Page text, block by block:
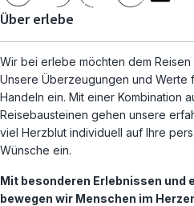
Über erlebe
Wir bei erlebe möchten dem
Unsere Überzeugungen und Werte
Handeln ein. Mit einer Kombination
Reisebausteinen gehen unsere
viel Herzblut individuell auf Ihre
Wünsche ein.
Mit besonderen Erlebnissen und
bewegen wir Menschen im